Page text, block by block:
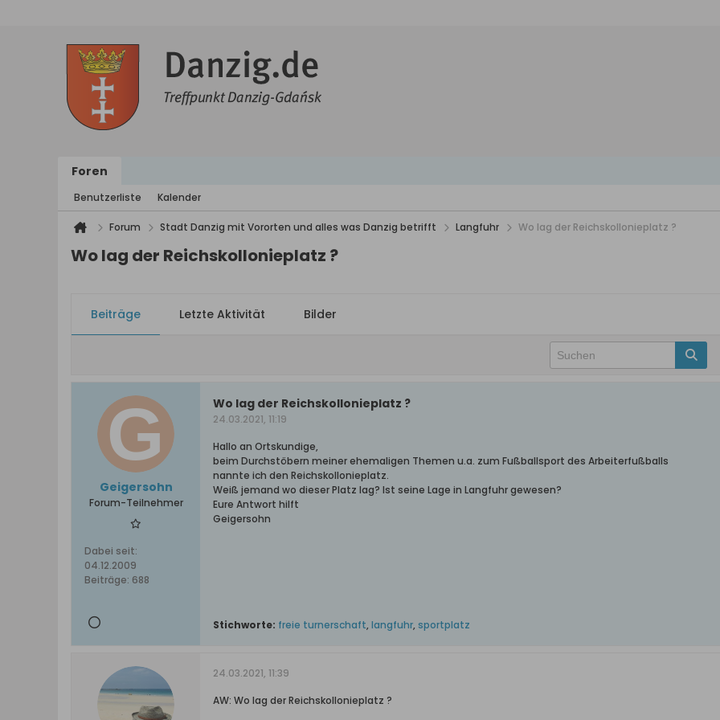
Foren
Benutzerliste Kalender
Forum Stadt Danzig mit Vororten und alles was Danzig betrifft Langfuhr Wo lag der Reichskollonieplatz ?
Wo lag der Reichskollonieplatz ?
Beiträge Letzte Aktivität Bilder
Geigersohn
Forum-Teilnehmer
Dabei seit:
04.12.2009
Beiträge: 688
Wo lag der Reichskollonieplatz ?
24.03.2021, 11:19
Hallo an Ortskundige,
beim Durchstöbern meiner ehemaligen Themen u.a. zum Fußballsport des Arbeiterfußballs
nannte ich den Reichskollonieplatz.
Weiß jemand wo dieser Platz lag? Ist seine Lage in Langfuhr gewesen?
Eure Antwort hilft
Geigersohn
Stichworte: freie turnerschaft, langfuhr, sportplatz
24.03.2021, 11:39
AW: Wo lag der Reichskollonieplatz ?